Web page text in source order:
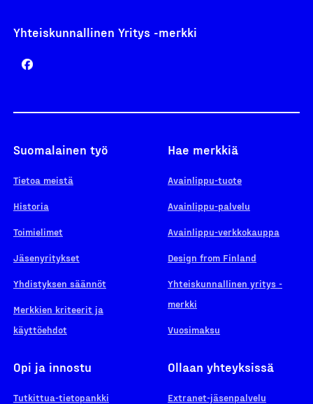
Yhteiskunnallinen Yritys -merkki
Suomalainen työ
Tietoa meistä
Historia
Toimielimet
Jäsenyritykset
Yhdistyksen säännöt
Merkkien kriteerit ja
käyttöehdot
Hae merkkiä
Avainlippu-tuote
Avainlippu-palvelu
Avainlippu-verkkokauppa
Design from Finland
Yhteiskunnallinen yritys -
merkki
Vuosimaksu
Opi ja innostu
Tutkittua-tietopankki
Ollaan yhteyksissä
Extranet-jäsenpalvelu